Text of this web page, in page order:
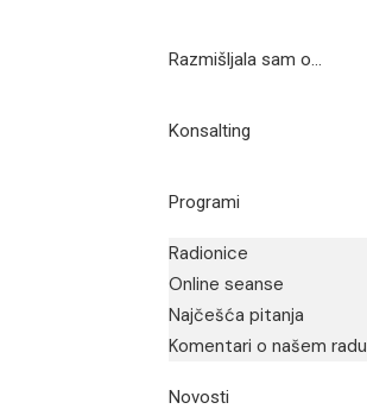
Razmišljala sam o…
Konsalting
Programi
Radionice
Online seanse
Najčešća pitanja
Komentari o našem radu
Novosti